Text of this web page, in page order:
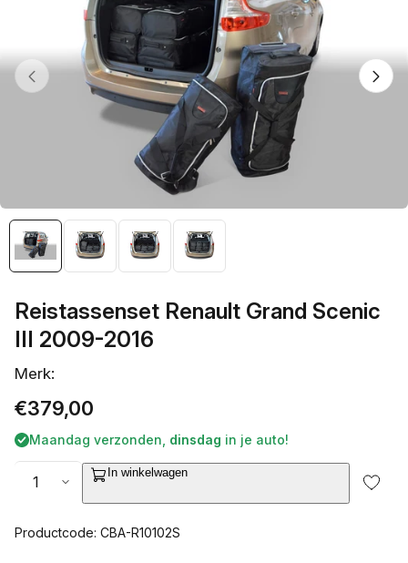
productinformatie
1
van
media
openen
galerieweergave
/van
4
Reistassenset Renault Grand Scenic
III 2009-2016
Merk:
Normale
prijs
€379,00
Maandag verzonden, dinsdag in je auto!
In winkelwagen
Productcode: CBA-R10102S